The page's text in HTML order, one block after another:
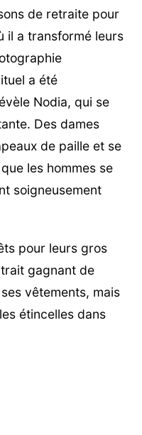
de retraite pour
il a transformé leurs
a été
Nodia, qui se
Des dames
de paille et se
les hommes se
soigneusement
pour leurs gros
gagnant de
vêtements, mais
étincelles dans